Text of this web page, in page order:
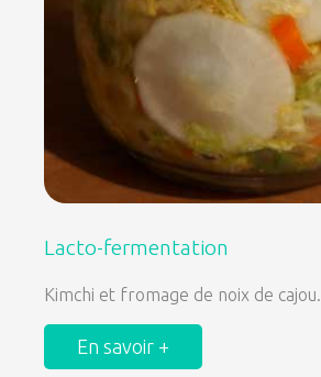
Lacto-fermentation
Kimchi et fromage de noix de cajou.
En savoir +